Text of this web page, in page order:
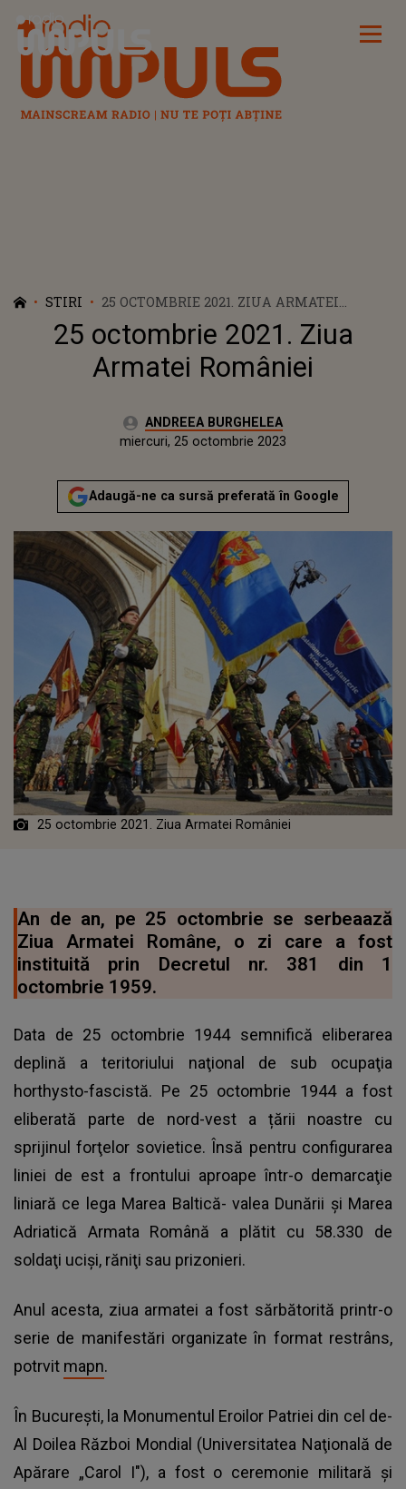
Radio Impuls
STIRI
25 OCTOMBRIE 2021. ZIUA ARMATEI
ROMÂNIEI
25 octombrie 2021. Ziua
Armatei României
Autor:ANDREEA BURGHELEA
luni, 25 octombrie 2021Actualizat:
miercuri, 25 octombrie 2023
Adaugă-ne ca sursă preferată în Google
25 octombrie 2021. Ziua Armatei României
An de an, pe 25 octombrie se serbeaază
Ziua Armatei Române, o zi care a fost
instituită prin Decretul nr. 381 din 1
octombrie 1959.
Data de 25 octombrie 1944 semnifică eliberarea
deplină a teritoriului naţional de sub ocupaţia
horthysto-fascistă. Pe 25 octombrie 1944 a fost
eliberată parte de nord-vest a țării noastre cu
sprijinul forţelor sovietice. Însă pentru configurarea
liniei de est a frontului aproape într-o demarcaţie
liniară ce lega Marea Baltică- valea Dunării şi Marea
Adriatică Armata Română a plătit cu 58.330 de
soldaţi ucişi, răniţi sau prizonieri.
Anul acesta, ziua armatei a fost sărbătorită printr-o
serie de manifestări organizate în format restrâns,
potrvit mapn.
În București, la Monumentul Eroilor Patriei din cel de-
Al Doilea Război Mondial (Universitatea Naţională de
Apărare „Carol I"), a fost o ceremonie militară şi